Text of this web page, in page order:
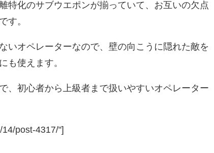
特化のサブウエポンが揃っていて、お互いの欠点
す。
いオペレーターなので、壁の向こうに隠れた敵を
も使えます。
、初心者から上級者まで扱いやすいオペレーター
post-4317/"]